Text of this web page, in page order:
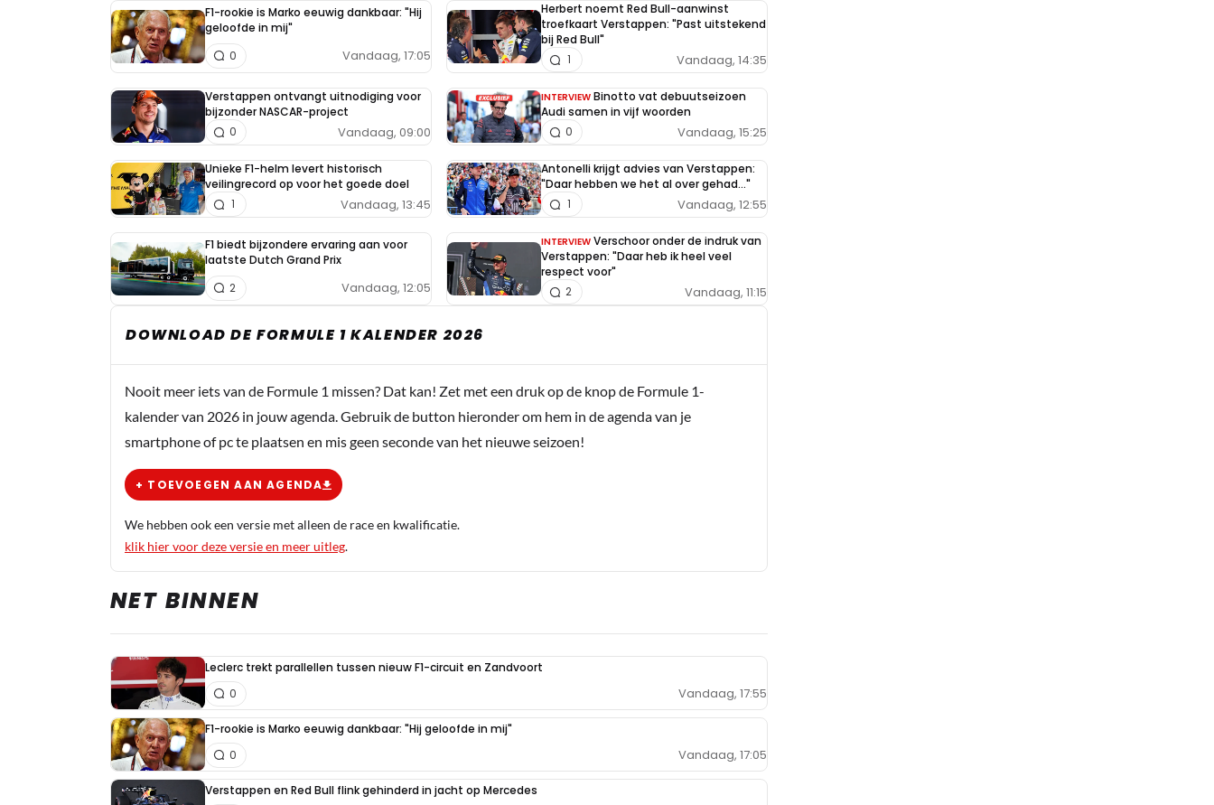
F1-rookie is Marko eeuwig dankbaar: "Hij
geloofde in mij"
Vandaag, 17:05
0
Herbert noemt Red Bull-aanwinst
troefkaart Verstappen: "Past uitstekend
bij Red Bull"
Vandaag, 14:35
1
Verstappen ontvangt uitnodiging voor
bijzonder NASCAR-project
Vandaag, 09:00
0
INTERVIEW Binotto vat debuutseizoen
Audi samen in vijf woorden
Vandaag, 15:25
0
Unieke F1-helm levert historisch
veilingrecord op voor het goede doel
Vandaag, 13:45
1
Antonelli krijgt advies van Verstappen:
"Daar hebben we het al over gehad..."
Vandaag, 12:55
1
F1 biedt bijzondere ervaring aan voor
laatste Dutch Grand Prix
Vandaag, 12:05
2
INTERVIEW Verschoor onder de indruk van
Verstappen: "Daar heb ik heel veel
respect voor"
Vandaag, 11:15
2
DOWNLOAD DE FORMULE 1 KALENDER 2026
Nooit meer iets van de Formule 1 missen? Dat kan! Zet met een druk op de knop de Formule 1-
kalender van 2026 in jouw agenda. Gebruik de button hieronder om hem in de agenda van je
smartphone of pc te plaatsen en mis geen seconde van het nieuwe seizoen!
+ TOEVOEGEN AAN AGENDA
We hebben ook een versie met alleen de race en kwalificatie.
klik hier voor deze versie en meer uitleg.
NET BINNEN
Leclerc trekt parallellen tussen nieuw F1-circuit en Zandvoort
Vandaag, 17:55
0
F1-rookie is Marko eeuwig dankbaar: "Hij geloofde in mij"
Vandaag, 17:05
0
Verstappen en Red Bull flink gehinderd in jacht op Mercedes